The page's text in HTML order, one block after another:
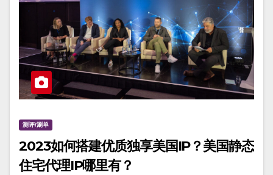
测评/涮单
2023如何搭建优质独享美国IP？美国静态
住宅代理IP哪里有？